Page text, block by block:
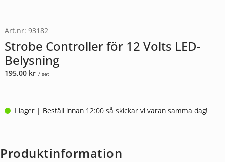
Art.nr: 93182
Strobe Controller för 12 Volts LED-
Belysning
195,00 kr / set
I lager | Beställ innan 12:00 så skickar vi varan samma dag!
Produktinformation